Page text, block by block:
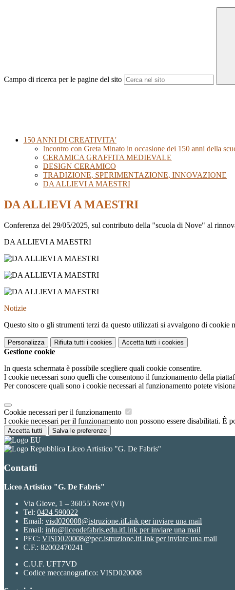
Campo di ricerca per le pagine del sito
150 ANNI DI CREATIVITA'
Incontro con Greta Minato in occasione dei 150 anni della
CERAMICA GRAFFITA MEDIEVALE
DESIGN CERAMICO
TRADIZIONE, SPERIMENTAZIONE, INNOVAZIONE
DA ALLIEVI A MAESTRI
DA ALLIEVI A MAESTRI
Conferenza del 29/05/2025, sul contributo della "scuola di Nove" al
DA ALLIEVI A MAESTRI
Notizie
Questo sito o gli strumenti terzi da questo utilizzati si avvalgono di cookie
Personalizza Rifiuta tutti i cookies Accetta tutti i cookies
Gestione cookie
In questa schermata è possibile scegliere quali cookie consentire.
I cookie necessari sono quelli che consentono il funzionamento della
Per conoscere quali sono i cookie necessari al funzionamento potete
Cookie necessari per il funzionamento
I cookie necessari per il funzionamento non possono essere disabilitati. È
Accetta tutti Salva le preferenze
Liceo Artistico "G. De Fabris"
Contatti
Liceo Artistico "G. De Fabris"
Via Giove, 1 – 36055 Nove (VI)
Tel: 0424 590022
Email: visd020008@istruzione.itLink per inviare una mail
Email: info@liceodefabris.edu.itLink per inviare una mail
PEC: VISD020008@pec.istruzione.itLink per inviare una mail
C.F.: 82002470241
C.U.F. UFT7VD
Codice meccanografico: VISD020008